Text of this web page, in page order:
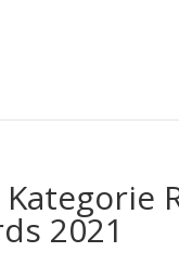
2021